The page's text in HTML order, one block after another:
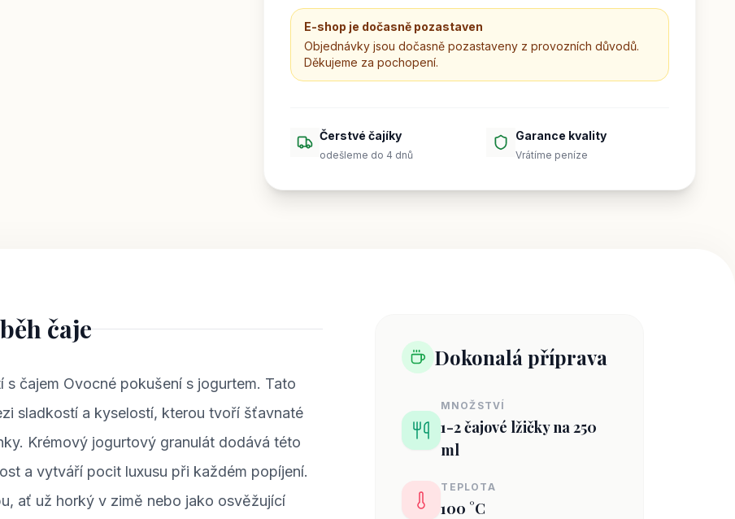
E-shop je dočasně pozastaven
Objednávky jsou dočasně pozastaveny z provozních důvodů.
Děkujeme za pochopení.
Čerstvé čajíky
odešleme do 4 dnů
Garance kvality
Vrátíme peníze
čaje
čajem Ovocné pokušení s jogurtem. Tato
sladkostí a kyselostí, kterou tvoří šťavnaté
Krémový jogurtový granulát dodává této
a vytváří pocit luxusu při každém popíjení.
ať už horký v zimě nebo jako osvěžující
Dokonalá příprava
MNOŽSTVÍ
1-2 čajové lžičky na 250
ml
TEPLOTA
100 °C